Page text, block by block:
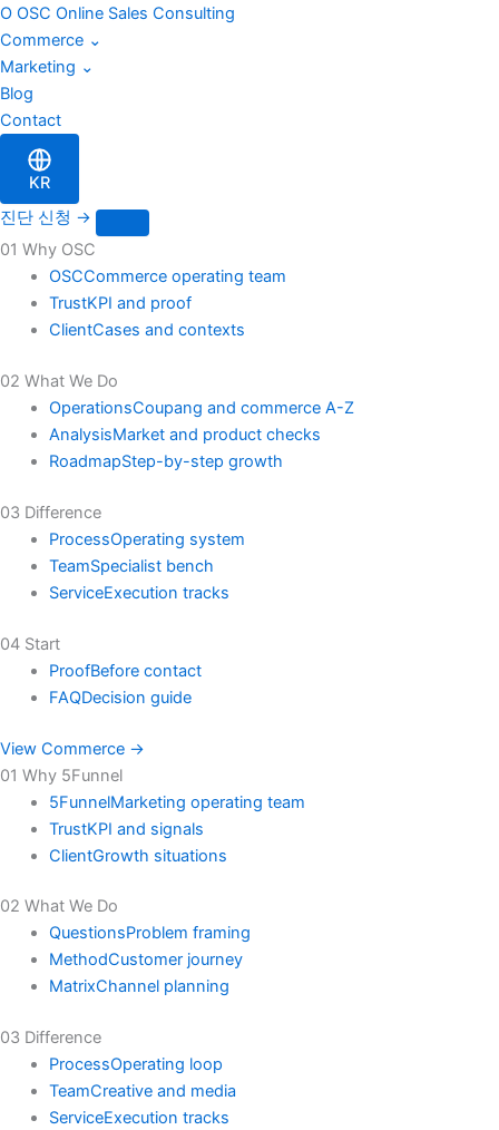
Skip
to
content
O OSC Online Sales Consulting
Commerce ⌄
Marketing ⌄
Blog
Contact
KR
진단 신청 →
01 Why OSC
OSCCommerce operating team
TrustKPI and proof
ClientCases and contexts
02 What We Do
OperationsCoupang and commerce A-Z
AnalysisMarket and product checks
RoadmapStep-by-step growth
03 Difference
ProcessOperating system
TeamSpecialist bench
ServiceExecution tracks
04 Start
ProofBefore contact
FAQDecision guide
View Commerce →
01 Why 5Funnel
5FunnelMarketing operating team
TrustKPI and signals
ClientGrowth situations
02 What We Do
QuestionsProblem framing
MethodCustomer journey
MatrixChannel planning
03 Difference
ProcessOperating loop
TeamCreative and media
ServiceExecution tracks
이
메